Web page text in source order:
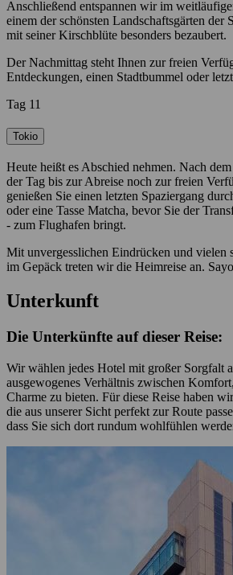
Anschließend entspannen wir im
einem der schönsten Landschaftsgärten der
mit seiner Kirschblüte besonders bezaubert.
Der Nachmittag steht Ihnen zur freien
Entdeckungen, einen Stadtbummel oder
Tag 11
Tokio
Heute heißt es Abschied nehmen. Nach
der Tag bis zur Abreise noch zur freien
genießen Sie einen letzten Spaziergang
oder eine Tasse Matcha, bevor Sie der
- zum Flughafen bringt.
Mit unvergesslichen Eindrücken und vielen
im Gepäck treten wir die Heimreise an.
Unterkunft
Die Unterkünfte auf dieser Reise:
Wir wählen jedes Hotel mit großer Sorgfalt
ausgewogenes Verhältnis zwischen
Charme zu bieten. Für diese Reise haben
die aus unserer Sicht perfekt zur Route
dass Sie sich dort rundum wohlfühlen